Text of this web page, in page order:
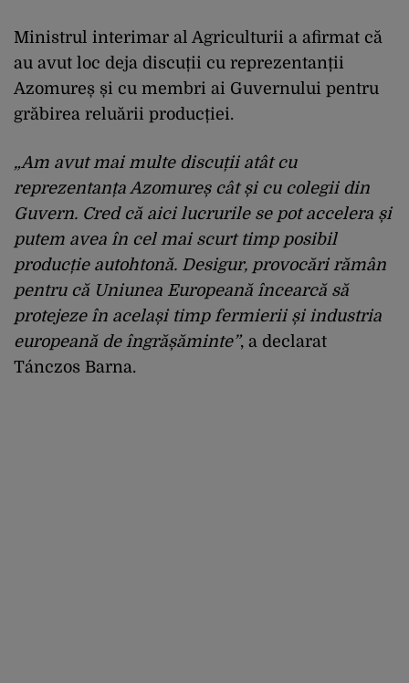
Ministrul interimar al Agriculturii a afirmat că
au avut loc deja discuții cu reprezentanții
Azomureș și cu membri ai Guvernului pentru
grăbirea reluării producției.
„Am avut mai multe discuții atât cu
reprezentanța Azomureș cât și cu colegii din
Guvern. Cred că aici lucrurile se pot accelera și
putem avea în cel mai scurt timp posibil
producție autohtonă. Desigur, provocări rămân
pentru că Uniunea Europeană încearcă să
protejeze în același timp fermierii și industria
europeană de îngrășăminte”, a declarat
Tánczos Barna.